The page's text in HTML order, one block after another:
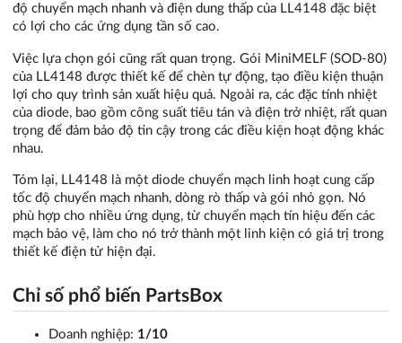
độ chuyển mạch nhanh và điện dung thấp của LL4148 đặc biệt
có lợi cho các ứng dụng tần số cao.
Việc lựa chọn gói cũng rất quan trọng. Gói MiniMELF (SOD-80)
của LL4148 được thiết kế để chèn tự động, tạo điều kiện thuận
lợi cho quy trình sản xuất hiệu quả. Ngoài ra, các đặc tính nhiệt
của diode, bao gồm công suất tiêu tán và điện trở nhiệt, rất quan
trọng để đảm bảo độ tin cậy trong các điều kiện hoạt động khác
nhau.
Tóm lại, LL4148 là một diode chuyển mạch linh hoạt cung cấp
tốc độ chuyển mạch nhanh, dòng rò thấp và gói nhỏ gọn. Nó
phù hợp cho nhiều ứng dụng, từ chuyển mạch tín hiệu đến các
mạch bảo vệ, làm cho nó trở thành một linh kiện có giá trị trong
thiết kế điện tử hiện đại.
Chỉ số phổ biến PartsBox
Doanh nghiệp: 1/10